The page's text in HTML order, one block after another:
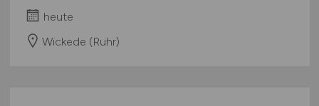
heute
Wickede (Ruhr)